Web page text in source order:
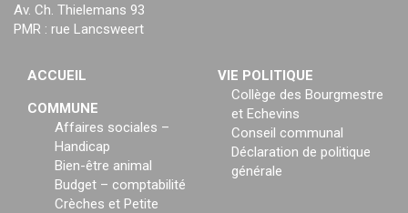
Av. Ch. Thielemans 93
PMR : rue Lancsweert
ACCUEIL
COMMUNE
Affaires sociales –
Handicap
Bien-être animal
Budget – comptabilité
Crèches et Petite
VIE POLITIQUE
Collège des Bourgmestre
et Echevins
Conseil communal
Déclaration de politique
générale